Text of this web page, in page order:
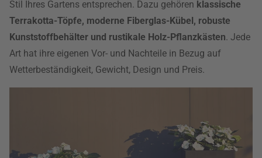
Stil Ihres Gartens entsprechen. Dazu gehören klassische
Terrakotta-Töpfe, moderne Fiberglas-Kübel, robuste
Kunststoffbehälter und rustikale Holz-Pflanzkästen. Jede
Art hat ihre eigenen Vor- und Nachteile in Bezug auf
Wetterbeständigkeit, Gewicht, Design und Preis.